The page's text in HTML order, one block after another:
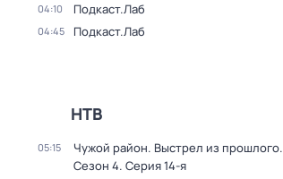
04:10 Подкаст.Лаб
04:45 Подкаст.Лаб
НТВ
05:15 Чужой район. Выстрел из прошлого.
Сезон 4. Серия 14-я